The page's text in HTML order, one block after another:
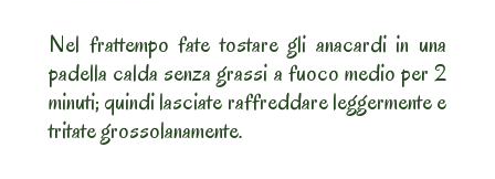
Nel frattempo fate tostare gli anacardi in una
padella calda senza grassi a fuoco medio per 2
minuti; quindi lasciate raffreddare leggermente e
tritate grossolanamente.